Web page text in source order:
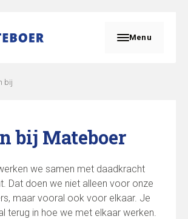
Menu
bij
bij Mateboer
we samen met daadkracht
Dat doen we niet alleen voor onze
maar vooral ook voor elkaar. Je
terug in hoe we met elkaar werken.